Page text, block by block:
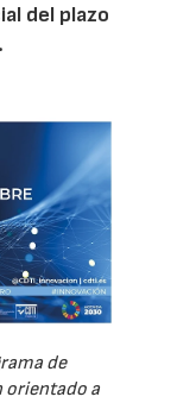
del plazo
de
orientado a